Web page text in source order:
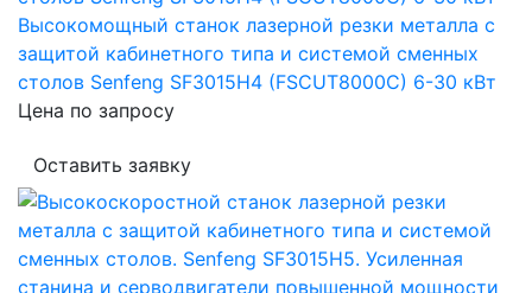
Высокомощный станок лазерной резки металла с
защитой кабинетного типа и системой сменных
столов Senfeng SF3015H4 (FSCUT8000C) 6-30 кВт
Цена по запросу
Оставить заявку